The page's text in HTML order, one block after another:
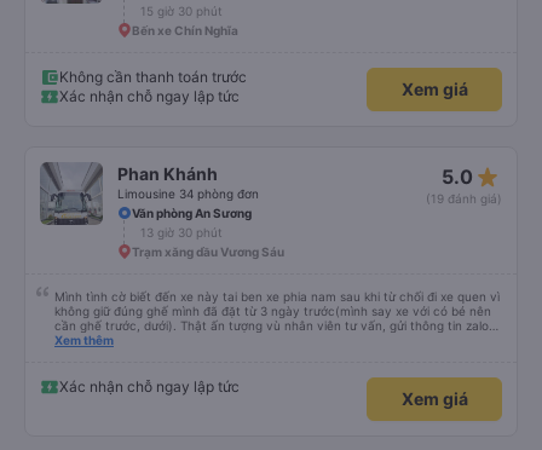
15 giờ 30 phút
Bến xe Chín Nghĩa
Không cần thanh toán trước
Xác nhận chỗ ngay lập tức
Xem giá
Phan Khánh
Limousine 34 phòng đơn
5.0 star_rate
(19 đánh giá)
Văn phòng An Sương
13 giờ 30 phút
Trạm xăng dầu Vương Sáu
Mình tình cờ biết đến xe này tai ben xe phia nam sau khi từ chối đi xe quen vì
không giữ đúng ghế mình đã đặt từ 3 ngày trước(mình say xe với có bé nên
cần ghế trước, dưới). Thật ấn tượng vù nhân viên tư vấn, gửi thông tin zalo
rõ ràng, chuyên nghiệp. Đi đúng giờ, xe mới toanh, sạch sẽ thơm tho, buồng
các anh tài và lơ cũng cực dễ thương, tâm lý. 10 điểm không nhưng. Mình sẽ
lưu lại để giới thiệu người nhà, bạn bè đi xe này. ưng hết sức. Giờ thấy may
Xem thêm
Xác nhận chỗ ngay lập tức
Xem giá